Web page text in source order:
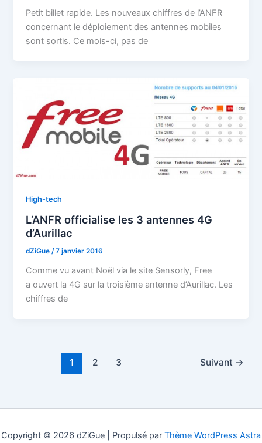
Petit billet rapide. Les nouveaux chiffres de l’ANFR
concernant le déploiement des antennes mobiles
sont sortis. Ce mois-ci, pas de
High-tech
L’ANFR officialise les 3 antennes 4G
d’Aurillac
dZiGue/7 janvier 2016
Comme vu avant Noël via le site Sensorly, Free
a ouvert la 4G sur la troisième antenne d’Aurillac. Les
chiffres de
1 2 3 Suivant →
Copyright © 2026 dZiGue | Propulsé par Thème WordPress Astra